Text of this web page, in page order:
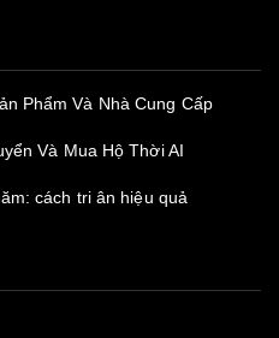
Phẩm Và Nhà Cung Cấp
Và Mua Hộ Thời AI
cách tri ân hiệu quả